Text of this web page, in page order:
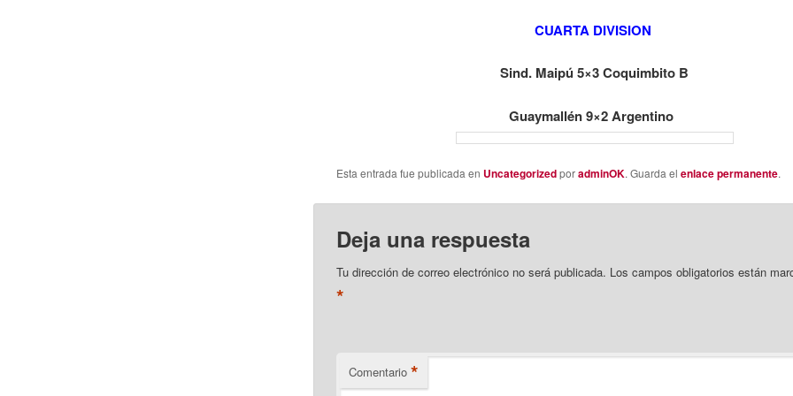
CUARTA DIVISION
Sind. Maipú 5×3 Coquimbito B
Guaymallén 9×2 Argentino
Esta entrada fue publicada en UncategorizedporadminOK. Guarda el enlace permanente.
Deja una respuesta
Tu dirección de correo electrónico no será publicada. Los campos obligatorios están
*
Comentario *